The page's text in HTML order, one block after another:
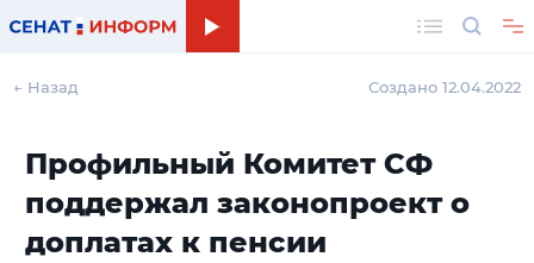
← Назад Создано 12.04.2022
Профильный Комитет СФ
поддержал законопроект о
доплатах к пенсии